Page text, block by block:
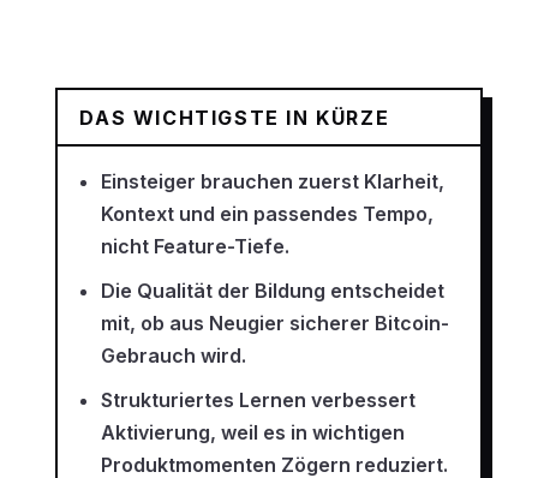
DAS WICHTIGSTE IN KÜRZE
Einsteiger brauchen zuerst Klarheit,
Kontext und ein passendes Tempo,
nicht Feature-Tiefe.
Die Qualität der Bildung entscheidet
mit, ob aus Neugier sicherer Bitcoin-
Gebrauch wird.
Strukturiertes Lernen verbessert
Aktivierung, weil es in wichtigen
Produktmomenten Zögern reduziert.